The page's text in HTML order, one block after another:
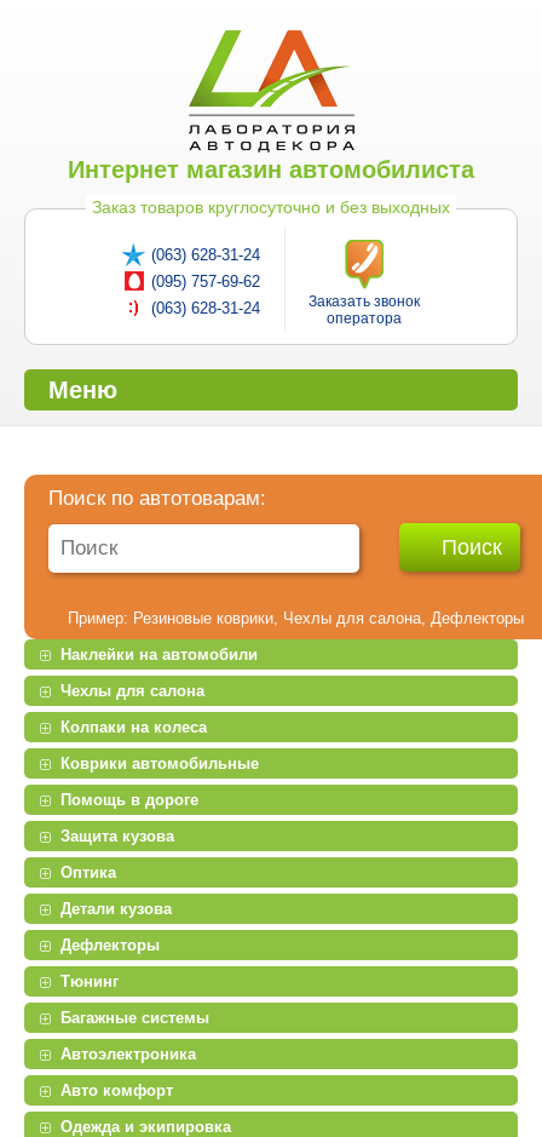
Интернет магазин автомобилиста
Заказ товаров круглосуточно и без выходных
(063) 628-31-24
(095) 757-69-62
(063) 628-31-24
Заказать звонок
оператора
Меню
Поиск по автотоварам:
Пример: Резиновые коврики, Чехлы для салона, Дефлекторы
Наклейки на автомобили
Чехлы для салона
Колпаки на колеса
Коврики автомобильные
Помощь в дороге
Защита кузова
Оптика
Детали кузова
Дефлекторы
Тюнинг
Багажные системы
Автоэлектроника
Авто комфорт
Одежда и экипировка